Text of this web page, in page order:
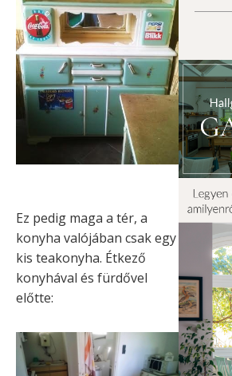
Ez pedig maga a tér, a
konyha valójában csak egy
kis teakonyha. Étkező
konyhával és fürdővel
előtte: